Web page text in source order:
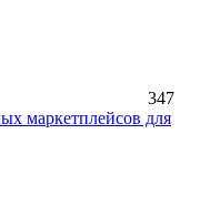
347
маркетплейсов для